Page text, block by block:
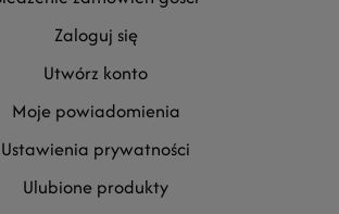
zaloguj się
utwórz konto
moje powiadomienia
ustawienia prywatności
ulubione produkty